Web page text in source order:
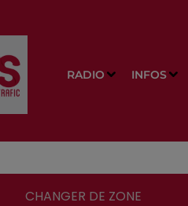
RADIO INFOS
CHANGER DE ZONE